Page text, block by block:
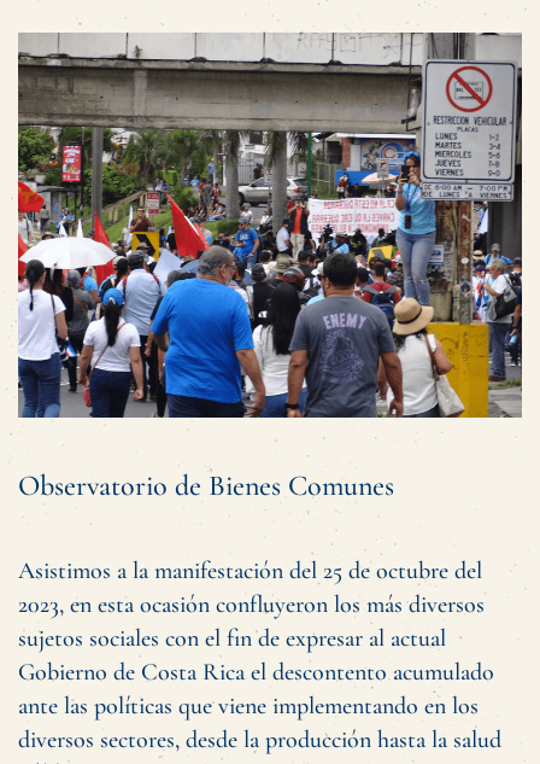
Observatorio de Bienes Comunes
Asistimos a la manifestación del 25 de octubre del
2023, en esta ocasión confluyeron los más diversos
sujetos sociales con el fin de expresar al actual
Gobierno de Costa Rica el descontento acumulado
ante las políticas que viene implementando en los
diversos sectores, desde la producción hasta la salud